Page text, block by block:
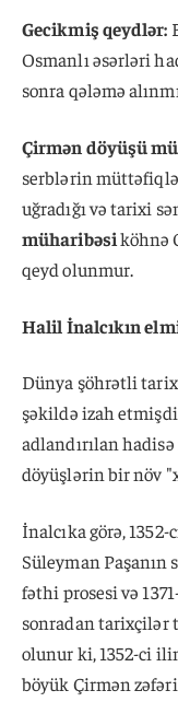
Gecikmiş qeydlər:
Osmanlı əsərləri
sonra qələmə
Çirmən döyüşü
serblərin
uğradığı və tarixi
müharibəsiköhnə
qeyd olunmur.
Halil İnalcıkın
Dünya şöhrətli
şəkildə izah
adlandırılan
döyüşlərin bir növ
İnalcıka görə,
Süleyman
fəthi prosesi və
sonradan tarixçilər
olunur ki, 1352-ci
böyük Çirmən